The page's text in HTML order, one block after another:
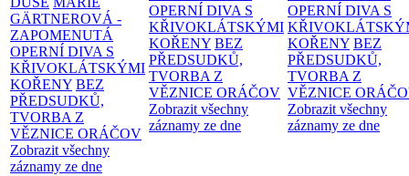
GÄRTNEROVÁ -
ZAPOMENUTÁ
OPERNÍ DIVA S
KŘIVOKLÁTSKÝMI
KOŘENY BEZ
PŘEDSUDKŮ,
TVORBA Z
VĚZNICE ORÁČOV
Zobrazit všechny
záznamy ze dne
OPERNÍ DIVA S
KŘIVOKLÁTSKÝMI
KOŘENY BEZ
PŘEDSUDKŮ,
TVORBA Z
VĚZNICE ORÁČOV
Zobrazit všechny
záznamy ze dne
OPERNÍ DIVA S
KOŘENY BEZ
PŘEDSUDKŮ,
TVORBA Z
VĚZNICE
Zobrazit všechny
záznamy ze dne